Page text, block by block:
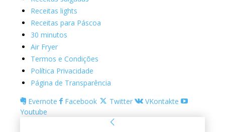
Receitas lights
Receitas para Páscoa
30 minutos
Air Fryer
Termos e Condições
Política Privacidade
Página de Transparência
Evernote
Facebook Twitter
VKontakte
Youtube